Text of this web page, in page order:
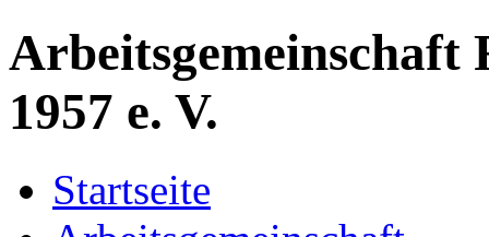
Arbeitsgemeinschaft
1957 e. V.
Startseite